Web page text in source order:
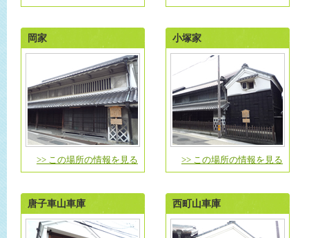
岡家
>> この場所の情報を見る
小塚家
>> この場所の情報を見る
唐子車山車庫 西町山車庫